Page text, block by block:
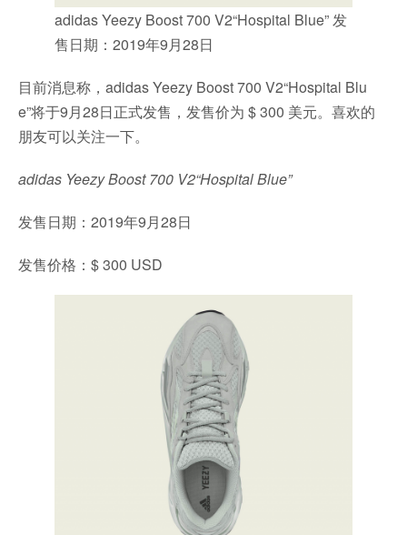
adidas Yeezy Boost 700 V2“Hospital Blue” 发
售日期：2019年9月28日
目前消息称，adidas Yeezy Boost 700 V2“Hospital Blu
e”将于9月28日正式发售，发售价为 $ 300 美元。喜欢的
朋友可以关注一下。
adidas Yeezy Boost 700 V2“Hospital Blue”
发售日期：2019年9月28日
发售价格：$ 300 USD